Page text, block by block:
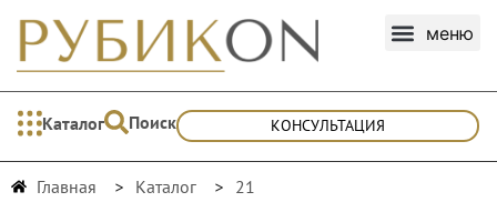
Каталог Поиск КОНСУЛЬТАЦИЯ
Главная Каталог 21